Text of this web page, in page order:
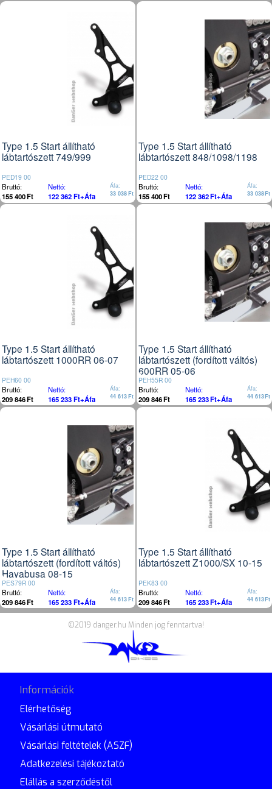
Type 1.5 Start állítható
lábtartószett 749/999
PED19 00
Bruttó:
155 400Ft
Nettó:
122 362Ft+Áfa
Áfa:
33 038Ft
Type 1.5 Start állítható
lábtartószett 848/1098/1198
PED22 00
Bruttó:
155 400Ft
Nettó:
122 362Ft+Áfa
Áfa:
33 038Ft
Type 1.5 Start állítható
lábtartószett 1000RR 06-07
PEH60 00
Bruttó:
209 846Ft
Nettó:
165 233Ft+Áfa
Áfa:
44 613Ft
Type 1.5 Start állítható
lábtartószett (fordított váltós)
600RR 05-06
PEH55R 00
Bruttó:
209 846Ft
Nettó:
165 233Ft+Áfa
Áfa:
44 613Ft
Type 1.5 Start állítható
lábtartószett (fordított váltós)
Hayabusa 08-15
PES79R 00
Bruttó:
209 846Ft
Nettó:
165 233Ft+Áfa
Áfa:
44 613Ft
Type 1.5 Start állítható
lábtartószett Z1000/SX 10-15
PEK83 00
Bruttó:
209 846Ft
Nettó:
165 233Ft+Áfa
Áfa:
44 613Ft
©2019 danger.hu Minden jog fenntartva!
Információk
Elérhetőség
Vásárlási útmutató
Vásárlási feltételek (ASZF)
Adatkezelési tájékoztató
Elállás a szerződéstől